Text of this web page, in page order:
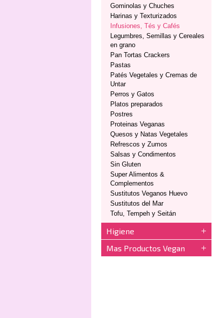
Gominolas y Chuches
Harinas y Texturizados
Infusiones, Tés y Cafés
Legumbres, Semillas y Cereales
en grano
Pan Tortas Crackers
Pastas
Patés Vegetales y Cremas de
Untar
Perros y Gatos
Platos preparados
Postres
Proteinas Veganas
Quesos y Natas Vegetales
Refrescos y Zumos
Salsas y Condimentos
Sin Gluten
Super Alimentos &
Complementos
Sustitutos Veganos Huevo
Sustitutos del Mar
Tofu, Tempeh y Seitán
Higiene
Mas Productos Vegan